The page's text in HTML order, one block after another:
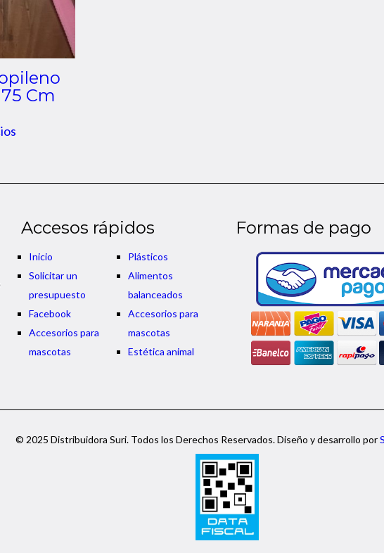
Cm
Accesos rápidos
Inicio
Solicitar un
presupuesto
Facebook
Accesorios para
mascotas
Plásticos
Alimentos
balanceados
Accesorios para
mascotas
Estética animal
Formas de pago
© 2025 Distribuidora Suri. Todos los Derechos Reservados. Diseño y desarrollo por